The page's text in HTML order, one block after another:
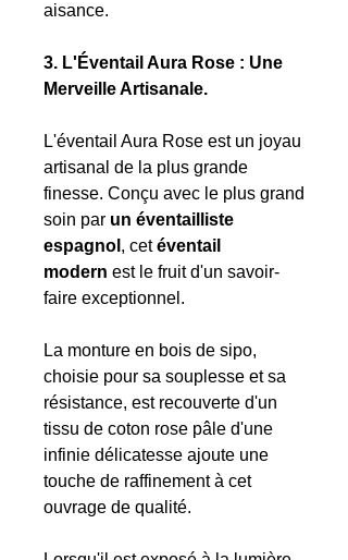
aisance.
3. L'Éventail Aura Rose : Une
Merveille Artisanale.
L'éventail Aura Rose est un joyau
artisanal de la plus grande
finesse. Conçu avec le plus grand
soin par un éventailliste
espagnol , cetéventail
modern est le fruit d'un savoir-
faire exceptionnel.
La monture en bois de sipo,
choisie pour sa souplesse et sa
résistance, est recouverte d'un
tissu de coton rose pâle d'une
infinie délicatesse ajoute une
touche de raffinement à cet
ouvrage de qualité.